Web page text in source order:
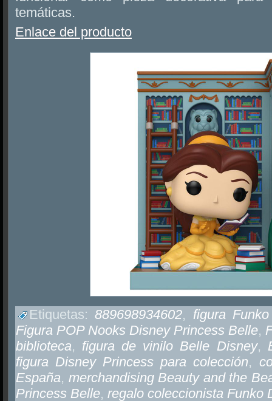
temáticas.
Enlace del producto
Etiquetas:889698934602, figura
Figura POP Nooks Disney Princess Belle,
biblioteca, figura de vinilo Belle Disney,
figura Disney Princess para colección,
España, merchandising Beauty and the
Princess Belle, regalo coleccionista Funko